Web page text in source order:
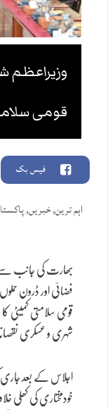
وزیراعظم
قومی
فیس بک
اہم ترین,خبریں,
بھارت کی جانب سے
فضائی اور ڈرون
قومی سلامتی کمیٹی
شہری و عسکری
اجلاس کے بعد جاری
خودمختاری کی کھلی